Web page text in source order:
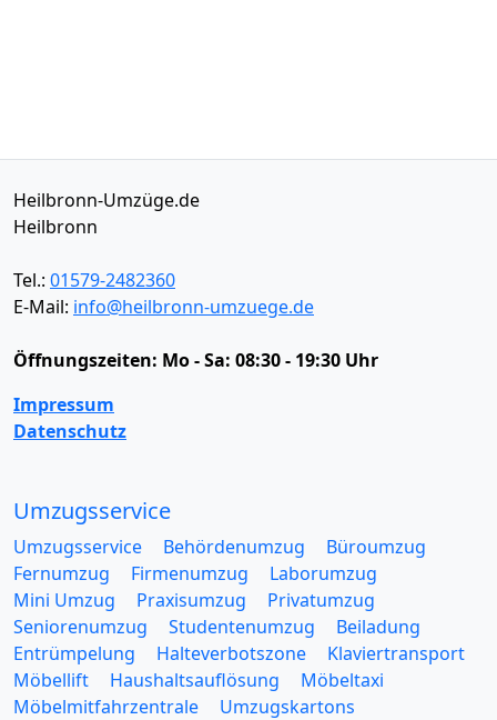
Heilbronn-Umzüge.de
Heilbronn
Tel.: 01579-2482360
E-Mail: info@heilbronn-umzuege.de
Öffnungszeiten: Mo - Sa: 08:30 - 19:30 Uhr
Impressum
Datenschutz
Umzugsservice
Umzugsservice Behördenumzug
Büroumzug
Fernumzug
Firmenumzug
Laborumzug
Mini Umzug
Praxisumzug
Privatumzug
Seniorenumzug
Studentenumzug
Beiladung
Entrümpelung
Halteverbotszone
Klaviertransport
Möbellift
Haushaltsauflösung
Möbeltaxi
Möbelmitfahrzentrale
Umzugskartons